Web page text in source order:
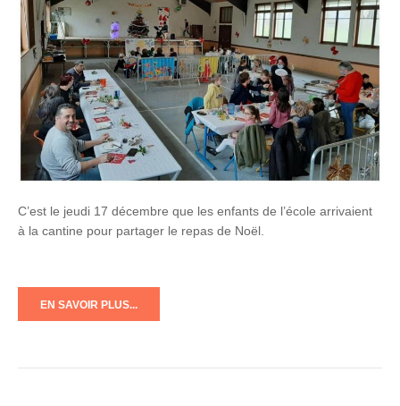
C’est le jeudi 17 décembre que les enfants de l’école arrivaient
à la cantine pour partager le repas de Noël.
EN SAVOIR PLUS...